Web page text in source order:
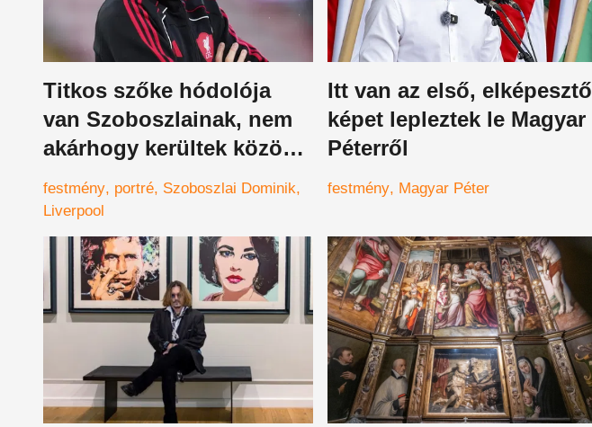
Titkos szőke hódolója
van Szoboszlainak, nem
akárhogy kerültek közös
képre
festmény portré Szoboszlai Dominik
Liverpool
Itt van az első, elképesztő
képet lepleztek le Magyar
Péterről
festmény Magyar Péter